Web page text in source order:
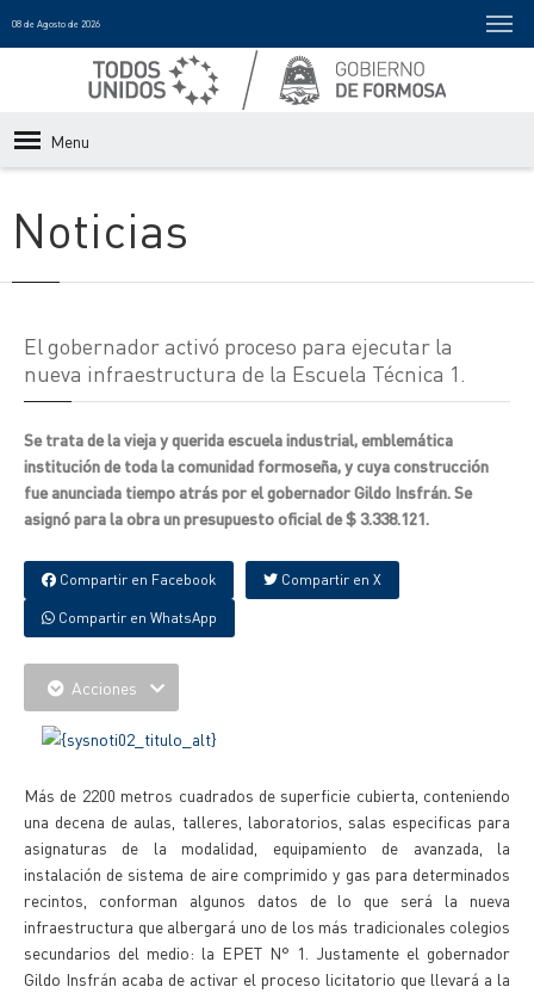
08 de Agosto de 2026
Menu
Noticias
El gobernador activó proceso para ejecutar la
nueva infraestructura de la Escuela Técnica 1.
Se trata de la vieja y querida escuela industrial, emblemática
institución de toda la comunidad formoseña, y cuya construcción
fue anunciada tiempo atrás por el gobernador Gildo Insfrán. Se
asignó para la obra un presupuesto oficial de $ 3.338.121.
Compartir en Facebook Compartir en X
Compartir en WhatsApp
Acciones
Más de 2200 metros cuadrados de superficie cubierta, conteniendo
una decena de aulas, talleres, laboratorios, salas especificas para
asignaturas de la modalidad, equipamiento de avanzada, la
instalación de sistema de aire comprimido y gas para determinados
recintos, conforman algunos datos de lo que será la nueva
infraestructura que albergará uno de los más tradicionales colegios
secundarios del medio: la EPET N° 1. Justamente el gobernador
Gildo Insfrán acaba de activar el proceso licitatorio que llevará a la